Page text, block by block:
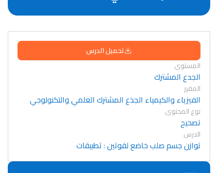
تحميل الدرس
المستوى
الجدع المشترك
المقرر
الفيزياء والكيمياء الجذع المشترك العلمي والتكنولوجي
نوع المحتوى
تصحيح
الدرس
توازن جسم صلب خاضع لقوتين : تطبيقات